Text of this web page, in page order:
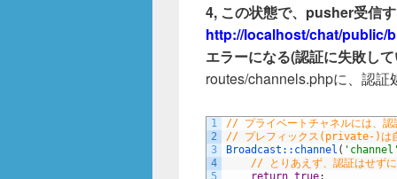
4, この状態で、pusher受信
http://localhost/chat/public/
エラーになる(認証に失敗し
routes/channels.phpに、認証
1
2
3
4
5
// プライベートチャネルには、認
// プレフィックス(private-)は自
Broadcast:: channel (
// とりあえず、認証はせずに
return true;